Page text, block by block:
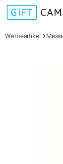
Werbeartikel